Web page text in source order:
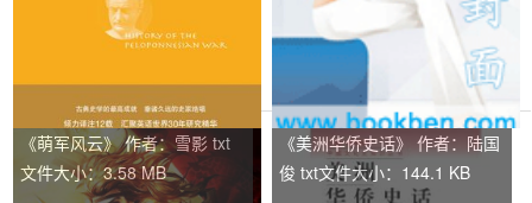
《萌军风云》 作者：雪影 txt
文件大小：3.58 MB
《美洲华侨史话》 作者：陆国
俊 txt文件大小：144.1 KB